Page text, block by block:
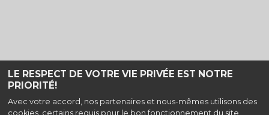
LE RESPECT DE VOTRE VIE PRIVÉE EST NOTRE
PRIORITÉ!
Avec votre accord, nos partenaires et nous-mêmes utilisons des
cookies, certains requis pour le bon fonctionnement du site,
Haut de page